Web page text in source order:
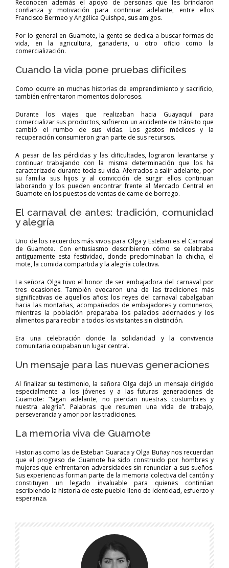
Reconocen además el apoyo de personas que les brindaron
confianza y motivación para continuar adelante, entre ellos
Francisco Bermeo y Angélica Quishpe, sus amigos.
Por lo general en Guamote, la gente se dedica a buscar formas de
vida, en la agricultura, ganaderia, u otro oficio como la
comercialización.
Cuando la vida pone pruebas difíciles
Como ocurre en muchas historias de emprendimiento y sacrificio,
también enfrentaron momentos dolorosos.
Durante los viajes que realizaban hacia Guayaquil para
comercializar sus productos, sufrieron un accidente de tránsito que
cambió el rumbo de sus vidas. Los gastos médicos y la
recuperación consumieron gran parte de sus recursos.
A pesar de las pérdidas y las dificultades, lograron levantarse y
continuar trabajando con la misma determinación que los ha
caracterizado durante toda su vida. Aferrados a salir adelante, por
su familia sus hijos y al convicción de surgir ellos continuan
laborando y los pueden encontrar frente al Mercado Central en
Guamote en los puestos de ventas de carne de borrego.
El carnaval de antes: tradición, comunidad
y alegría
Uno de los recuerdos más vivos para Olga y Esteban es el Carnaval
de Guamote. Con entusiasmo describieron cómo se celebraba
antiguamente esta festividad, donde predominaban la chicha, el
mote, la comida compartida y la alegría colectiva.
La señora Olga tuvo el honor de ser embajadora del carnaval por
tres ocasiones. También evocaron una de las tradiciones más
significativas de aquellos años: los reyes del carnaval cabalgaban
hacia las montañas, acompañados de embajadores y comuneros,
mientras la población preparaba los palacios adornados y los
alimentos para recibir a todos los visitantes sin distinción.
Era una celebración donde la solidaridad y la convivencia
comunitaria ocupaban un lugar central.
Un mensaje para las nuevas generaciones
Al finalizar su testimonio, la señora Olga dejó un mensaje dirigido
especialmente a los jóvenes y a las futuras generaciones de
Guamote: “Sigan adelante, no pierdan nuestras costumbres y
nuestra alegría”. Palabras que resumen una vida de trabajo,
perseverancia y amor por las tradiciones.
La memoria viva de Guamote
Historias como las de Esteban Guaraca y Olga Buñay nos recuerdan
que el progreso de Guamote ha sido construido por hombres y
mujeres que enfrentaron adversidades sin renunciar a sus sueños.
Sus experiencias forman parte de la memoria colectiva del cantón y
constituyen un legado invaluable para quienes continúan
escribiendo la historia de este pueblo lleno de identidad, esfuerzo y
esperanza.